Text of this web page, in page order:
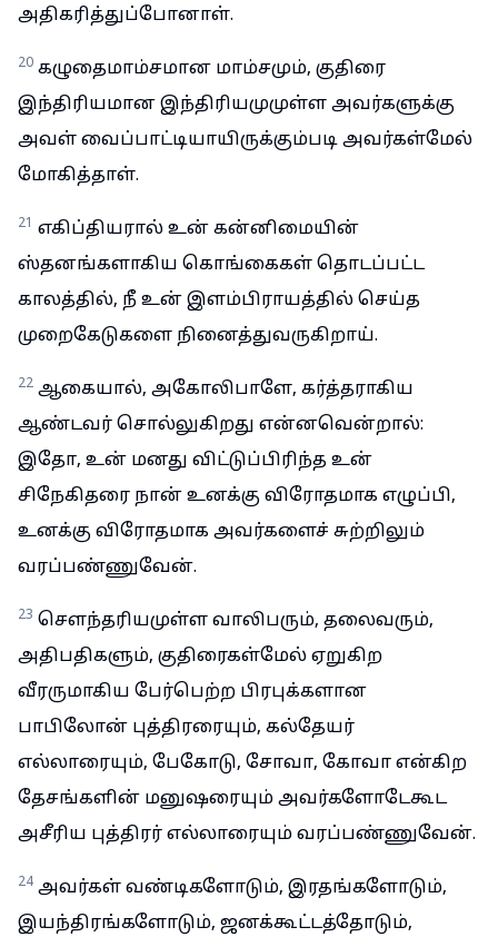
அதிகரித்துப்போனாள்.
20 கழுதைமாம்சமான மாம்சமும், குதிரை
இந்திரியமான இந்திரியமுமுள்ள அவர்களுக்கு
அவள் வைப்பாட்டியாயிருக்கும்படி அவர்கள்மேல்
மோகித்தாள்.
21 எகிப்தியரால் உன் கன்னிமையின்
ஸ்தனங்களாகிய கொங்கைகள் தொடப்பட்ட
காலத்தில், நீ உன் இளம்பிராயத்தில் செய்த
முறைகேடுகளை நினைத்துவருகிறாய்.
22 ஆகையால், அகோலிபாளே, கர்த்தராகிய
ஆண்டவர் சொல்லுகிறது என்னவென்றால்:
இதோ, உன் மனது விட்டுப்பிரிந்த உன்
சிநேகிதரை நான் உனக்கு விரோதமாக எழுப்பி,
உனக்கு விரோதமாக அவர்களைச் சுற்றிலும்
வரப்பண்ணுவேன்.
23 சௌந்தரியமுள்ள வாலிபரும், தலைவரும்,
அதிபதிகளும், குதிரைகள்மேல் ஏறுகிற
வீரருமாகிய பேர்பெற்ற பிரபுக்களான
பாபிலோன் புத்திரரையும், கல்தேயர்
எல்லாரையும், பேகோடு, சோவா, கோவா என்கிற
தேசங்களின் மனுஷரையும் அவர்களோடேகூட
அசீரிய புத்திரர் எல்லாரையும் வரப்பண்ணுவேன்.
24 அவர்கள் வண்டிகளோடும், இரதங்களோடும்,
இயந்திரங்களோடும், ஜனக்கூட்டத்தோடும்,